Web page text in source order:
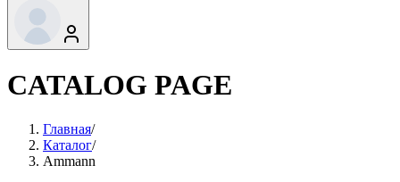
CATALOG PAGE
Главная/
Каталог/
Ammann